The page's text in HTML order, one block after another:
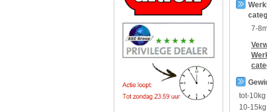
7-
tot-10kg
10-15kg